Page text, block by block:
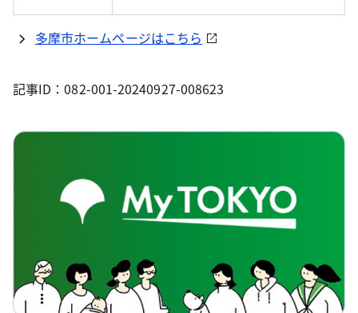
多摩市ホームページはこちら
記事ID：082-001-20240927-008623